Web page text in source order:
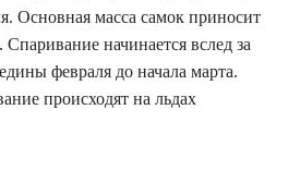
Основная масса самок приносит
Спаривание начинается вслед за
февраля до начала марта.
происходят на льдах